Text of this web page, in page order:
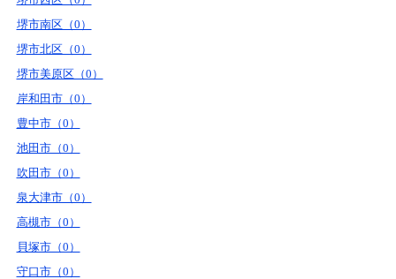
堺市南区（0）
堺市北区（0）
堺市美原区（0）
岸和田市（0）
豊中市（0）
池田市（0）
吹田市（0）
泉大津市（0）
高槻市（0）
貝塚市（0）
守口市（0）